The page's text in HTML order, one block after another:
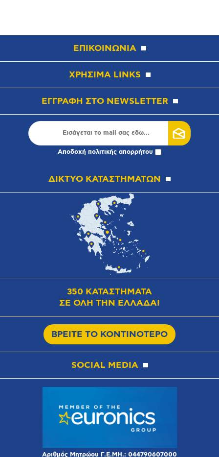
ΕΠΙΚΟΙΝΩΝΙΑ
ΧΡΗΣΙΜΑ LINKS
ΕΓΓΡΑΦΗ ΣΤΟ NEWSLETTER
Αποδοχή πολιτικής απορρήτου
ΔΙΚΤΥΟ ΚΑΤΑΣΤΗΜΑΤΩΝ
350 ΚΑΤΑΣΤΗΜΑΤΑ
ΣΕ ΟΛΗ ΤΗΝ ΕΛΛΑΔΑ!
ΒΡΕΙΤΕ ΤΟ ΚΟΝΤΙΝΟΤΕΡΟ
SOCIAL MEDIA